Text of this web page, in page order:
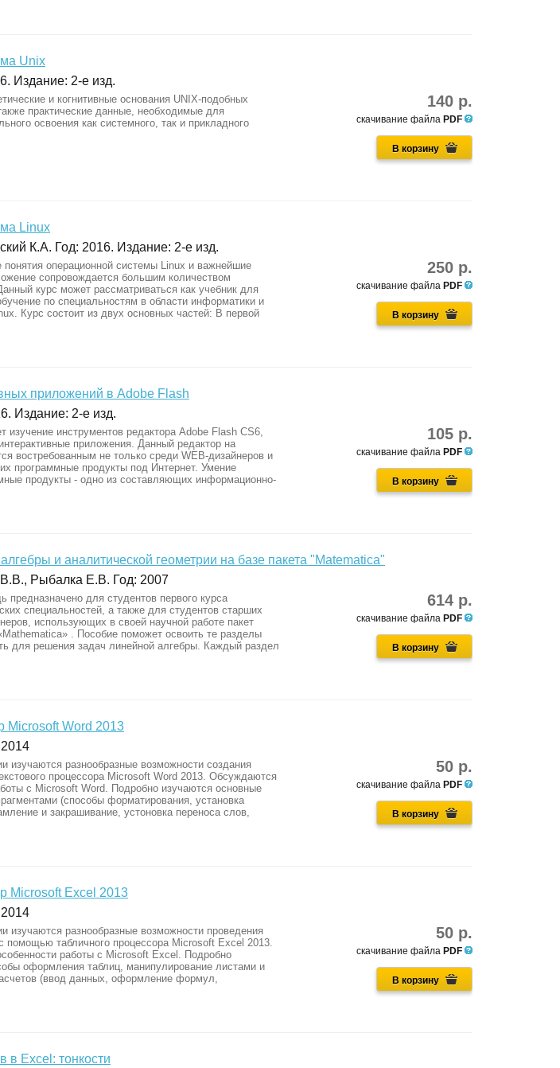
Unix
Издание: 2-е изд.
140 р.
скачивание файла PDF
В корзину
и когнитивные основания UNIX-подобных
практические данные, необходимые для
освоения как системного, так и прикладного
Linux
К.А. Год: 2016. Издание: 2-е изд.
250 р.
скачивание файла PDF
В корзину
операционной системы Linux и важнейшие
сопровождается большим количеством
курс может рассматриваться как учебник для
по специальностям в области информатики и
Курс состоит из двух основных частей: В первой
приложений в Adobe Flash
Издание: 2-е изд.
105 р.
скачивание файла PDF
В корзину
изучение инструментов редактора Adobe Flash CS6,
приложения. Данный редактор на
востребованным не только среди WEB-дизайнеров и
программные продукты под Интернет. Умение
продукты - одно из составляющих информационно-
и аналитической геометрии на базе пакета "Matematica"
Рыбалка Е.В. Год: 2007
614 р.
скачивание файла PDF
В корзину
предназначено для студентов первого курса
специальностей, а также для студентов старших
использующих в своей научной работе пакет
. Пособие поможет освоить те разделы
для решения задач линейной алгебры. Каждый раздел
Microsoft Word 2013
50 р.
скачивание файла PDF
В корзину
изучаются разнообразные возможности создания
процессора Microsoft Word 2013. Обсуждаются
с Microsoft Word. Подробно изучаются основные
(способы форматирования, установка
и закрашивание, устоновка переноса слов,
Microsoft Excel 2013
50 р.
скачивание файла PDF
В корзину
изучаются разнообразные возможности проведения
помощью табличного процессора Microsoft Excel 2013.
работы с Microsoft Excel. Подробно
оформления таблиц, манипулирование листами и
(ввод данных, оформление формул,
в Exсel: тонкости